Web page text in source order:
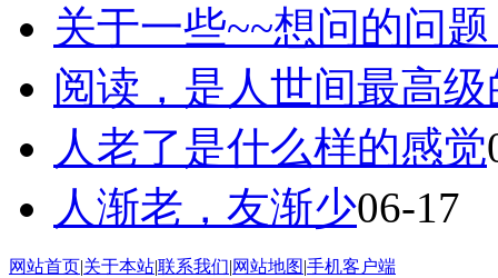
关于一些~~想问的问
阅读，是人世间最高
人老了是什么样的感觉
人渐老，友渐少06-17
网站首页|关于本站|联系我们|网站地图|手机客户端